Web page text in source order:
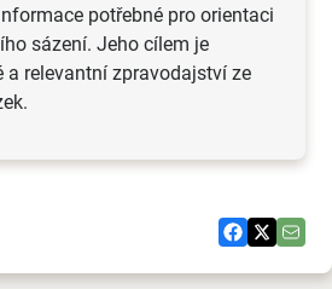
potřebné pro orientaci
sázení. Jeho cílem je
a relevantní zpravodajství ze